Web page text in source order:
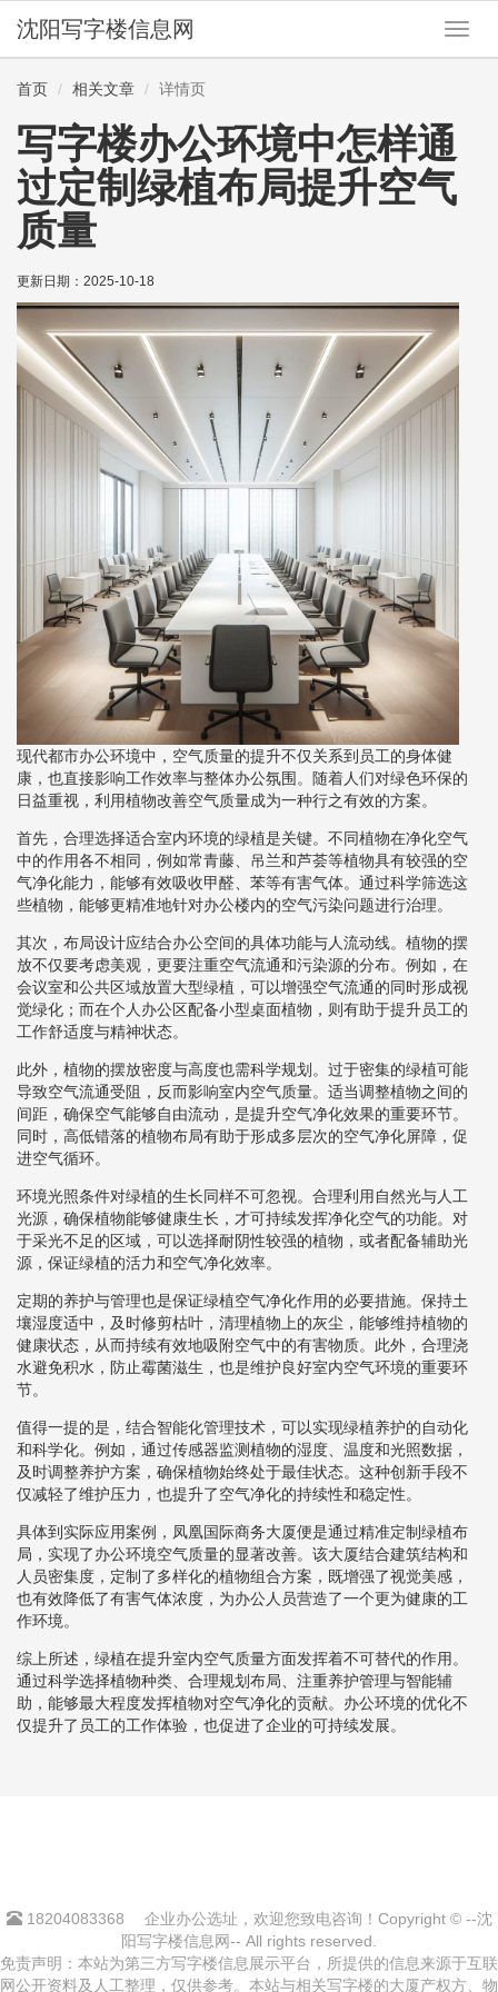
切
换
沈阳写字楼信息网
首页 相关文章 详情页
写字楼办公环境中怎样通
过定制绿植布局提升空气
质量
更新日期： 2025-10-18
现代都市办公环境中，空气质量的提升不仅关系到员工的身体健
康，也直接影响工作效率与整体办公氛围。随着人们对绿色环保的
日益重视，利用植物改善空气质量成为一种行之有效的方案。
首先，合理选择适合室内环境的绿植是关键。不同植物在净化空气
中的作用各不相同，例如常青藤、吊兰和芦荟等植物具有较强的空
气净化能力，能够有效吸收甲醛、苯等有害气体。通过科学筛选这
些植物，能够更精准地针对办公楼内的空气污染问题进行治理。
其次，布局设计应结合办公空间的具体功能与人流动线。植物的摆
放不仅要考虑美观，更要注重空气流通和污染源的分布。例如，在
会议室和公共区域放置大型绿植，可以增强空气流通的同时形成视
觉绿化；而在个人办公区配备小型桌面植物，则有助于提升员工的
工作舒适度与精神状态。
此外，植物的摆放密度与高度也需科学规划。过于密集的绿植可能
导致空气流通受阻，反而影响室内空气质量。适当调整植物之间的
间距，确保空气能够自由流动，是提升空气净化效果的重要环节。
同时，高低错落的植物布局有助于形成多层次的空气净化屏障，促
进空气循环。
环境光照条件对绿植的生长同样不可忽视。合理利用自然光与人工
光源，确保植物能够健康生长，才可持续发挥净化空气的功能。对
于采光不足的区域，可以选择耐阴性较强的植物，或者配备辅助光
源，保证绿植的活力和空气净化效率。
定期的养护与管理也是保证绿植空气净化作用的必要措施。保持土
壤湿度适中，及时修剪枯叶，清理植物上的灰尘，能够维持植物的
健康状态，从而持续有效地吸附空气中的有害物质。此外，合理浇
水避免积水，防止霉菌滋生，也是维护良好室内空气环境的重要环
节。
值得一提的是，结合智能化管理技术，可以实现绿植养护的自动化
和科学化。例如，通过传感器监测植物的湿度、温度和光照数据，
及时调整养护方案，确保植物始终处于最佳状态。这种创新手段不
仅减轻了维护压力，也提升了空气净化的持续性和稳定性。
具体到实际应用案例，凤凰国际商务大厦便是通过精准定制绿植布
局，实现了办公环境空气质量的显著改善。该大厦结合建筑结构和
人员密集度，定制了多样化的植物组合方案，既增强了视觉美感，
也有效降低了有害气体浓度，为办公人员营造了一个更为健康的工
作环境。
综上所述，绿植在提升室内空气质量方面发挥着不可替代的作用。
通过科学选择植物种类、合理规划布局、注重养护管理与智能辅
助，能够最大程度发挥植物对空气净化的贡献。办公环境的优化不
仅提升了员工的工作体验，也促进了企业的可持续发展。
18204083368
企业办公选址，欢迎您致电咨询！Copyright © --沈
阳写字楼信息网-- All rights reserved.
免责声明：本站为第三方写字楼信息展示平台，所提供的信息来源于互联
网公开资料及人工整理，仅供参考。本站与相关写字楼的大厦产权方、物